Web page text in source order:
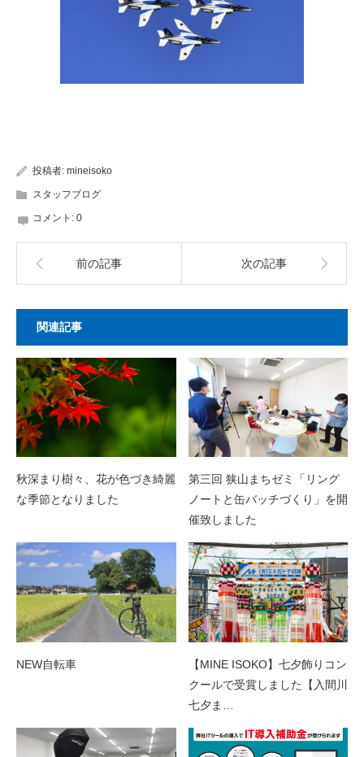
投稿者: mineisoko
スタッフブログ
コメント: 0
前の記事 次の記事
関連記事
秋深まり樹々、花が色づき綺麗
な季節となりました
第三回 狭山まちゼミ「リング
ノートと缶バッチづくり」を開
催致しました
NEW自転車
【MINE ISOKO】七夕飾りコン
クールで受賞しました【入間川
七夕ま…